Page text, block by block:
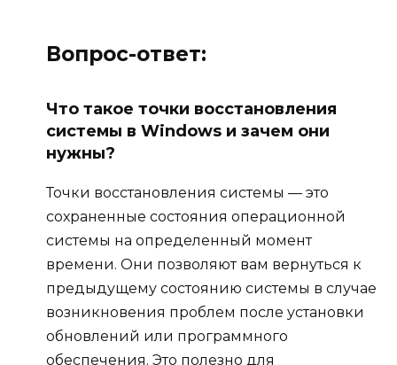
Вопрос-ответ:
Что такое точки восстановления
системы в Windows и зачем они
нужны?
Точки восстановления системы — это
сохраненные состояния операционной
системы на определенный момент
времени. Они позволяют вам вернуться к
предыдущему состоянию системы в случае
возникновения проблем после установки
обновлений или программного
обеспечения. Это полезно для